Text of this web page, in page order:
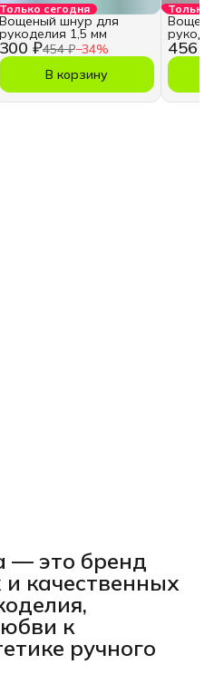
сегодня
300 ₽454 ₽−34%
Вощеный шнур для
рукоделия 1,5 мм
В корзину
Только
456 ₽
— это бренд
качественных
к
ручного